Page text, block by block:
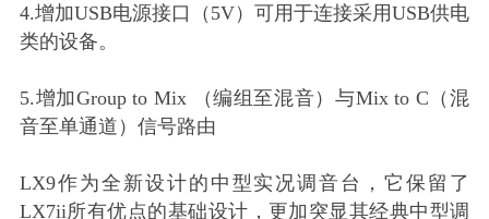
4.增加USB电源接口（5V）可用于连接采用USB供电
类的设备。
5.增加Group to Mix （编组至混音）与Mix to C（混
音至单通道）信号路由
LX9作为全新设计的中型实况调音台，它保留了
LX7ii所有优点的基础设计，更加突显其经典中型调